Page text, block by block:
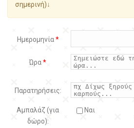
σημερινή)↓
Ημερομηνία*
Ώρα*
Παρατηρήσεις:
Αμπαλάζ (για
δώρο):
Ναι